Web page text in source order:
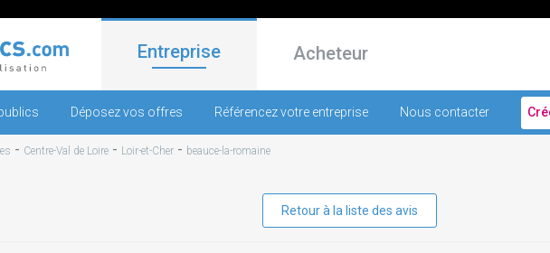
Entreprise Acheteur
Déposez vos offres Référencez votre entreprise Nous contacter
- Centre-Val de Loire - Loir-et-Cher - beauce-la-romaine
Retour à la liste des avis